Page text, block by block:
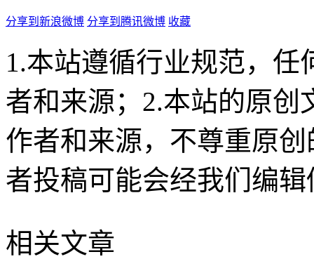
分享到新浪微博 分享到腾讯微博 收藏
1.本站遵循行业规范，
者和来源；2.本站的原
作者和来源，不尊重原
者投稿可能会经我们编
相关文章